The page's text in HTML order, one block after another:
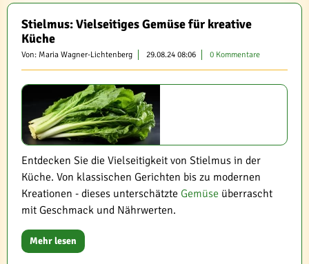
Stielmus: Vielseitiges Gemüse für kreative
Küche
Von: Maria Wagner-Lichtenberg 29.08.24 08:06 0 Kommentare
Entdecken Sie die Vielseitigkeit von Stielmus in der
Küche. Von klassischen Gerichten bis zu modernen
Kreationen - dieses unterschätzte Gemüse überrascht
mit Geschmack und Nährwerten.
Mehr lesen